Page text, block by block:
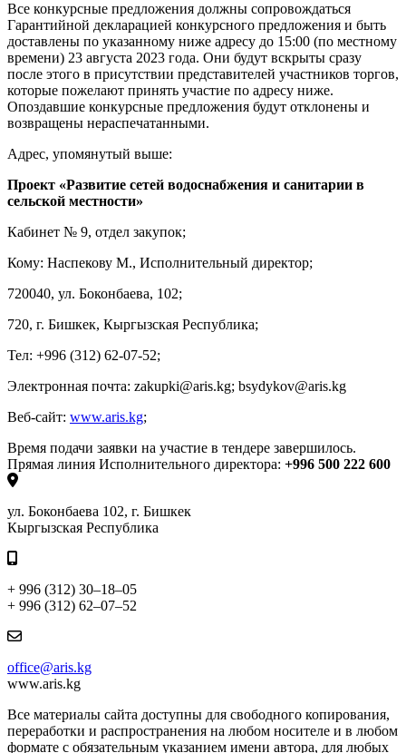
Все конкурсные предложения должны сопровождаться
Гарантийной декларацией конкурсного предложения и быть
доставлены по указанному ниже адресу до 15:00 (по местному
времени) 23 августа 2023 года. Они будут вскрыты сразу
после этого в присутствии представителей участников торгов,
которые пожелают принять участие по адресу ниже.
Опоздавшие конкурсные предложения будут отклонены и
возвращены нераспечатанными.
Адрес, упомянутый выше:
Проект «Развитие сетей водоснабжения и санитарии в
сельской местности»
Кабинет № 9, отдел закупок;
Кому: Наспекову М., Исполнительный директор;
720040, ул. Боконбаева, 102;
720, г. Бишкек, Кыргызская Республика;
Тел: +996 (312) 62-07-52;
Электронная почта: zakupki@aris.kg; bsydykov@aris.kg
Веб-сайт: www.aris.kg;
Время подачи заявки на участие в тендере завершилось.
Прямая линия Исполнительного директора: +996 500 222 600
ул. Боконбаева 102, г. Бишкек
Кыргызская Республика
+ 996 (312) 30–18–05
+ 996 (312) 62–07–52
office@aris.kg
www.aris.kg
Все материалы сайта доступны для свободного копирования,
переработки и распространения на любом носителе и в любом
формате с обязательным указанием имени автора, для любых